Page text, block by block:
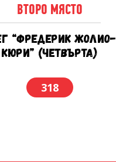
ВТОРО МЯСТО
“ФРЕДЕРИК ЖОЛИО-
КЮРИ” (ЧЕТВЪРТА)
318